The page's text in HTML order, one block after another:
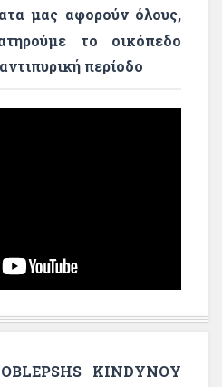
μας αφορούν όλους,
το οικόπεδο
περίοδο
KINDYNOY